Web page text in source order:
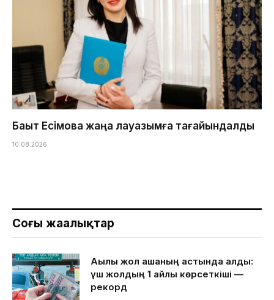
Бақыт Есімова жаңа лауазымға тағайындалды
10.08.2026
Соңғы жаңалықтар
Ақылы жол ақшаның астында қалды:
үш жолдың 1 айлық көрсеткіші —
рекорд